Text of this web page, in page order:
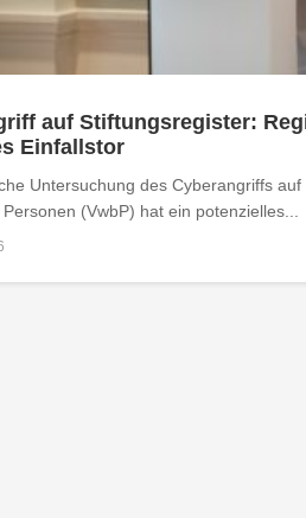
auf Stiftungsregister:
Einfallstor
Untersuchung des Cyberangriffs
(VwbP) hat ein potenzielles...